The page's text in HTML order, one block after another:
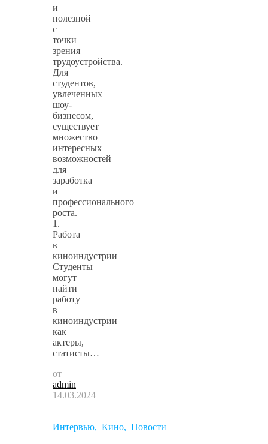
и
полезной
с
точки
зрения
трудоустройства.
Для
студентов,
увлеченных
шоу-
бизнесом,
существует
множество
интересных
возможностей
для
заработка
и
профессионального
роста.
1.
Работа
в
киноиндустрии
Студенты
могут
найти
работу
в
киноиндустрии
как
актеры,
статисты…
от
admin
14.03.2024
Интервью, Кино, Новости